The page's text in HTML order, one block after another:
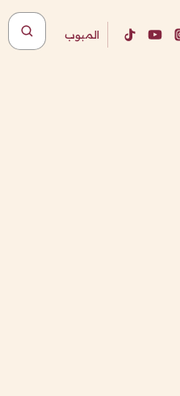
المبوب